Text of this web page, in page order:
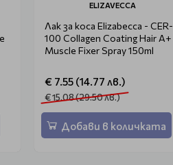
ELIZAVECCA
Лак за коса Elizabecca - CER-
100 Collagen Coating Hair A+
Muscle Fixer Spray 150ml
€ 7.55 (14.77 лв.)
€ 15.08 (29.50 лв.)
Добави в количката